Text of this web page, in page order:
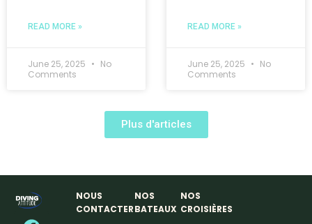
READ MORE »
June 25, 2025
No
Comments
READ MORE »
June 25, 2025
No
Comments
Plus d'articles
NOUS
CONTACTER
NOS
BATEAUX
NOS
CROISIÈRES